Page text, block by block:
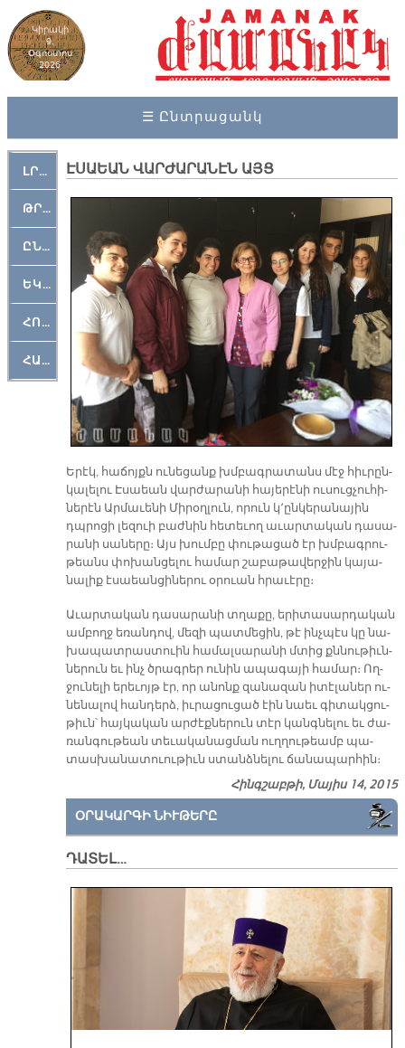
Կիրակի
9,
Օգոստոս
2026
☰ Ընտրացանկ
ԼՐԱՀՈՍ
ԹՐՔԱՀԱՅ ԿԵԱՆՔ
ԸՆԿԵՐԱՄՇԱԿՈՒԹԱՅԻՆ
ԵԿԵՂԵՑԱԿԱՆ
ՀՈԳԵՄՏԱՒՈՐ
ՀԱՐԹԱԿ
ԷՍԱԵԱՆ ՎԱՐԺԱՐԱՆԷՆ ԱՅՑ
Ե­րէկ, հա­ճոյքն ու­նե­ցանք խմբագ­րա­տանս մէջ հիւ­րըն­
կա­լե­լու Է­սաեան վար­ժա­րա­նի հա­յե­րէ­նի ու­սուց­չու­հի­
նե­րէն Ար­մա­ւե­նի Մի­րօղ­լուն, ո­րուն կ՚ըն­կե­րա­նա­յին
դպրո­ցի լե­զուի բաժ­նին հե­տե­ւող ա­ւար­տա­կան դա­սա­
րա­նի սա­նե­րը։ Այս խում­բը փու­թա­ցած էր խմբագ­րու­
թեանս փո­խան­ցե­լու հա­մար շա­բա­թա­վեր­ջին կա­յա­
նա­լիք է­սաեան­ցի­նե­րու օ­րուան հրա­ւէրը։
Ա­ւար­տա­կան դա­սա­րա­նի տղա­քը, ե­րի­տա­սար­դա­կան
ամ­բողջ ե­ռան­դով, մե­զի պատ­մե­ցին, թէ ինչ­պէս կը նա­
խա­պատ­րաս­տուին հա­մալ­սա­րա­նի մտից քննու­թիւն­
նե­րուն եւ ինչ ծրագ­րեր ու­նին ա­պա­գա­յի հա­մար։ Ող­
ջու­նե­լի ե­րե­ւոյթ էր, որ ա­նոնք զա­նա­զան ի­տէ­լա­ներ ու­
նե­նա­լով հան­դերձ, իւ­րա­ցու­ցած էին նաեւ գի­տակ­ցու­
թիւն՝ հայ­կա­կան ար­ժէք­նե­րուն տէր կանգ­նե­լու եւ ժա­
ռան­գու­թեան տե­ւա­կա­նաց­ման ուղ­ղու­թեամբ պա­
տաս­խա­նա­տուու­թիւն ստանձ­­նե­լու ճա­նա­պար­հին։
Հինգշաբթի, Մայիս 14, 2015
ՕՐԱԿԱՐԳԻ ՆԻՒԹԵՐԸ
ԴԱՏԵԼ…